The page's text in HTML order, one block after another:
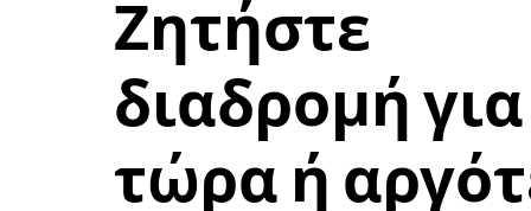
Ζητήστε
διαδρομή για
τώρα ή